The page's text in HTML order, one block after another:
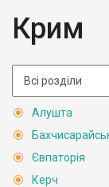
Крим
Алушта
Євпаторія
Керч